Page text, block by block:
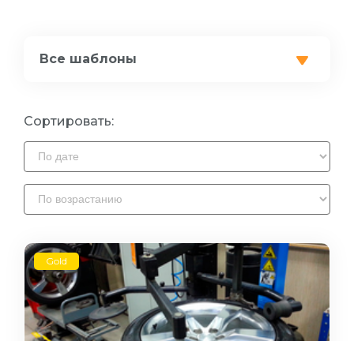
Все шаблоны
Сортировать:
Gold